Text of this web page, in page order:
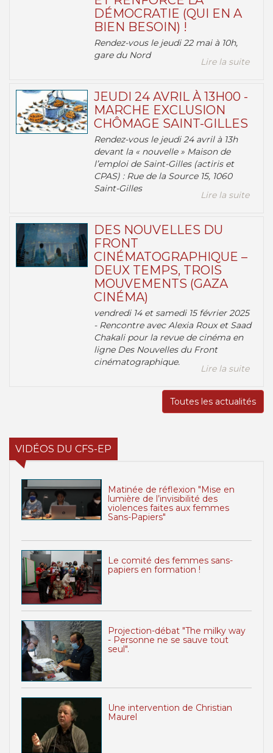
DÉMOCRATIE (QUI EN A
BIEN BESOIN) !
Rendez-vous le jeudi 22 mai à 10h,
gare du Nord
Lire la suite
JEUDI 24 AVRIL À 13H00 -
MARCHE EXCLUSION
CHÔMAGE SAINT-GILLES
Rendez-vous le jeudi 24 avril à 13h
devant la « nouvelle » Maison de
l’emploi de Saint-Gilles (actiris et
CPAS) : Rue de la Source 15, 1060
Saint-Gilles
Lire la suite
DES NOUVELLES DU
FRONT
CINÉMATOGRAPHIQUE –
DEUX TEMPS, TROIS
MOUVEMENTS (GAZA
CINÉMA)
vendredi 14 et samedi 15 février 2025
- Rencontre avec Alexia Roux et Saad
Chakali pour la revue de cinéma en
ligne Des Nouvelles du Front
cinématographique.
Lire la suite
Toutes les actualités
VIDÉOS DU CFS-EP
Matinée de réflexion "Mise en
lumière de l’invisibilité des
violences faites aux femmes
Sans-Papiers"
Le comité des femmes sans-
papiers en formation !
Projection-débat "The milky way
- Personne ne se sauve tout
seul".
Une intervention de Christian
Maurel